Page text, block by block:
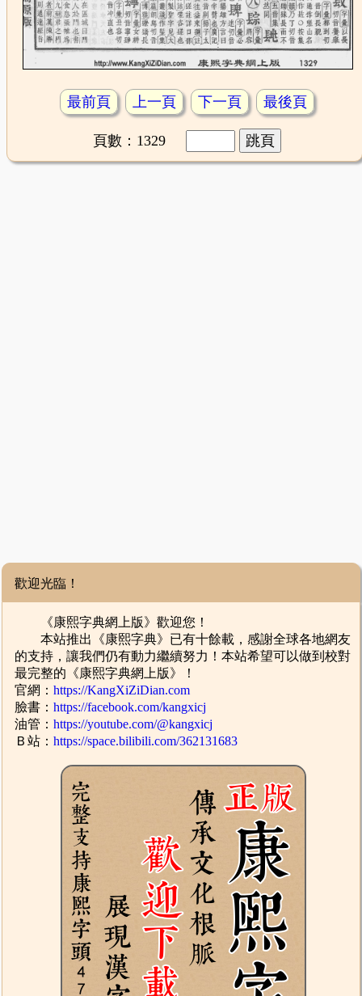
最前頁 上一頁 下一頁 最後頁
頁數：1329
歡迎光臨！
《康熙字典網上版》歡迎您！
本站推出《康熙字典》已有十餘載，感謝全球各地網友
的支持，讓我們仍有動力繼續努力！本站希望可以做到校對
最完整的《康熙字典網上版》！
官網：https://KangXiZiDian.com
臉書：https://facebook.com/kangxicj
油管：https://youtube.com/@kangxicj
Ｂ站：https://space.bilibili.com/362131683